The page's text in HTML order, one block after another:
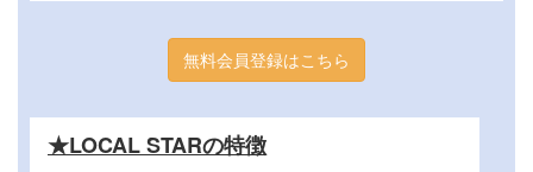
無料会員登録はこちら
★LOCAL STARの特徴